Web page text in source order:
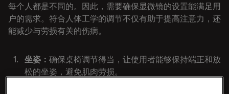
每个人都是不同的。因此，需要确保显微镜的设置能满足用
户的需求。符合人体工学的调节不仅有助于提高注意力，还
能减少与劳损有关的伤病。
坐姿： 确保桌椅调节得当，让使用者能够保持端正和放
松的坐姿，避免肌肉劳损。